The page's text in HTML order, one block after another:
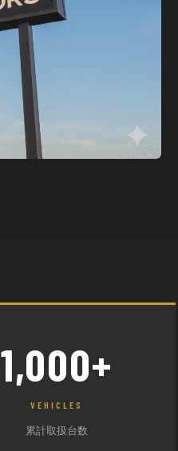
1,000+
VEHICLES
累計取扱台数